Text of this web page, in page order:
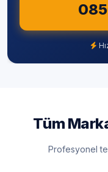
Tüm
Profesyonel